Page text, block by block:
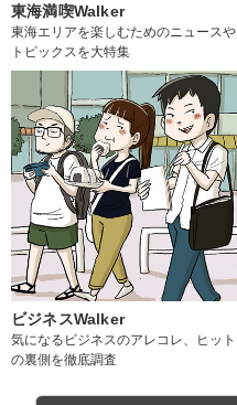
東海満喫Walker
東海エリアを楽しむためのニュースや
トピックスを大特集
ビジネスWalker
気になるビジネスのアレコレ、ヒット
の裏側を徹底調査